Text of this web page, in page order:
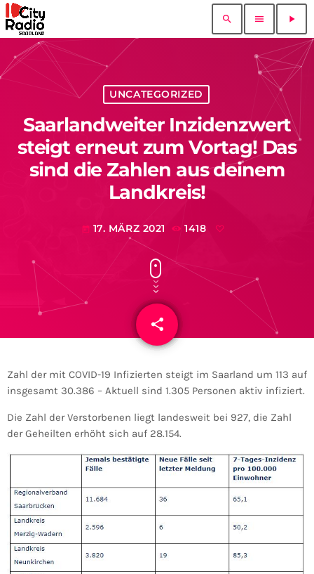
search menu play_arrow
UNCATEGORIZED
Saarlandweiter Inzidenzwert
steigt erneut zum Vortag! Das
sind die Zahlen aus deinem
Landkreis!
today 17. MÄRZ 2021 1418
share
email
Zahl der mit COVID-19 Infizierten steigt im Saarland um 113 auf
insgesamt 30.386 – Aktuell sind 1.305 Personen aktiv infiziert.
Die Zahl der Verstorbenen liegt landesweit bei 927, die Zahl
der Geheilten erhöht sich auf 28.154.